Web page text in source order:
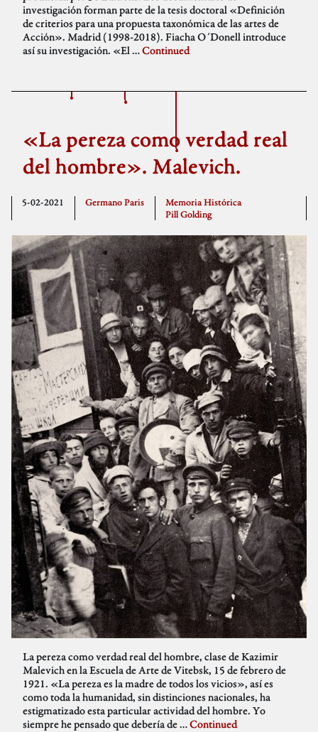
investigación forman parte de la tesis doctoral «Definición
de criterios para una propuesta taxonómica de las artes de
Acción». Madrid (1998-2018). Fiacha O´Donell introduce
así su investigación. «El …Continued
«La pereza como verdad real
del hombre». Malevich.
5-02-2021 Germano Paris
Memoria Histórica
Pill Golding
La pereza como verdad real del hombre, clase de Kazimir
Malevich en la Escuela de Arte de Vitebsk, 15 de febrero de
1921. «La pereza es la madre de todos los vicios», así es
como toda la humanidad, sin distinciones nacionales, ha
estigmatizado esta particular actividad del hombre. Yo
siempre he pensado que debería de …Continued